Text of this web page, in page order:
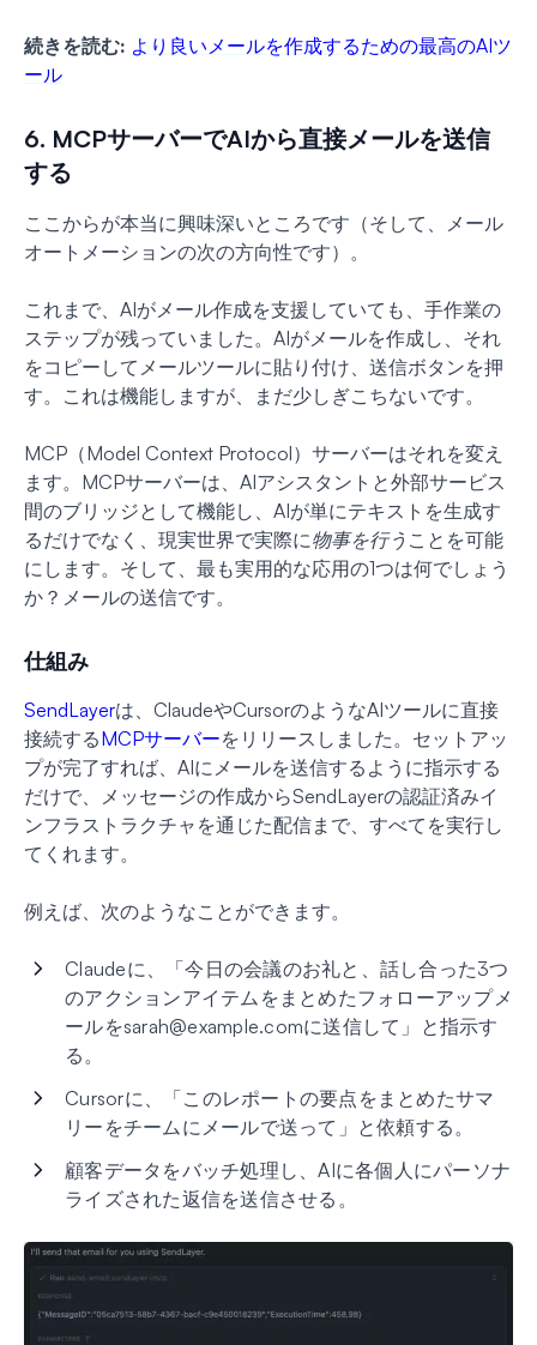
続きを読む: より良いメールを作成するための最高のAIツ
ール
6. MCPサーバーでAIから直接メールを送信
する
ここからが本当に興味深いところです（そして、メール
オートメーションの次の方向性です）。
これまで、AIがメール作成を支援していても、手作業の
ステップが残っていました。AIがメールを作成し、それ
をコピーしてメールツールに貼り付け、送信ボタンを押
す。これは機能しますが、まだ少しぎこちないです。
MCP（Model Context Protocol）サーバーはそれを変え
ます。MCPサーバーは、AIアシスタントと外部サービス
間のブリッジとして機能し、AIが単にテキストを生成す
るだけでなく、現実世界で実際に物事を行う ことを可能
にします。そして、最も実用的な応用の1つは何でしょう
か？メールの送信です。
仕組み
SendLayerは、ClaudeやCursorのようなAIツールに直接
接続するMCPサーバーをリリースしました。セットアッ
プが完了すれば、AIにメールを送信するように指示する
だけで、メッセージの作成からSendLayerの認証済みイ
ンフラストラクチャを通じた配信まで、すべてを実行し
てくれます。
例えば、次のようなことができます。
Claudeに、「今日の会議のお礼と、話し合った3つ
のアクションアイテムをまとめたフォローアップメ
ールをsarah@example.comに送信して」と指示す
る。
Cursorに、「このレポートの要点をまとめたサマ
リーをチームにメールで送って」と依頼する。
顧客データをバッチ処理し、AIに各個人にパーソナ
ライズされた返信を送信させる。